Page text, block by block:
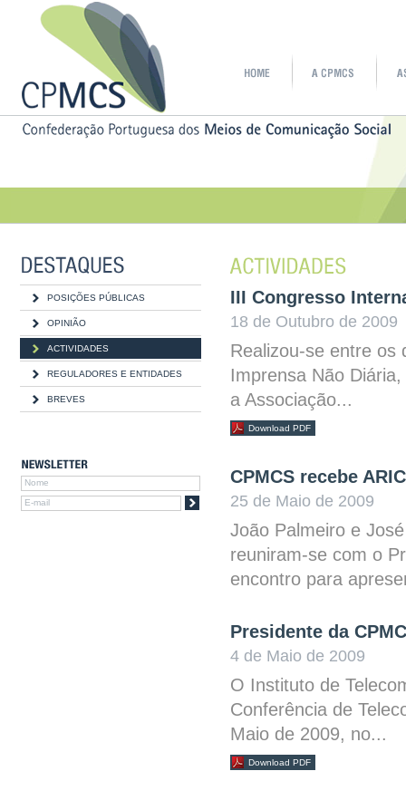
POSIÇÕES PÚBLICAS
OPINIÃO
ACTIVIDADES
REGULADORES E ENTIDADES
BREVES
III Congresso
18 de Outubro de 2009
Realizou-se entre os
Imprensa Não
a Associação...
Download PDF
CPMCS recebe ARIC
25 de Maio de 2009
João Palmeiro e
reuniram-se com o
encontro para
Presidente da
4 de Maio de 2009
O Instituto de
Conferência de
Maio de 2009, no...
Download PDF